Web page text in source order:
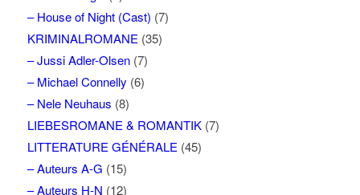
– House of Night (Cast) (7)
KRIMINALROMANE(35)
– Jussi Adler-Olsen(7)
– Michael Connelly (6)
– Nele Neuhaus (8)
LIEBESROMANE & ROMANTIK(7)
LITTERATURE GÉNÉRALE(45)
– Auteurs A-G (15)
– Auteurs H-N (12)